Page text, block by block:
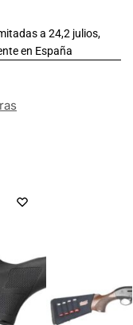
a 24,2 julios,
en España